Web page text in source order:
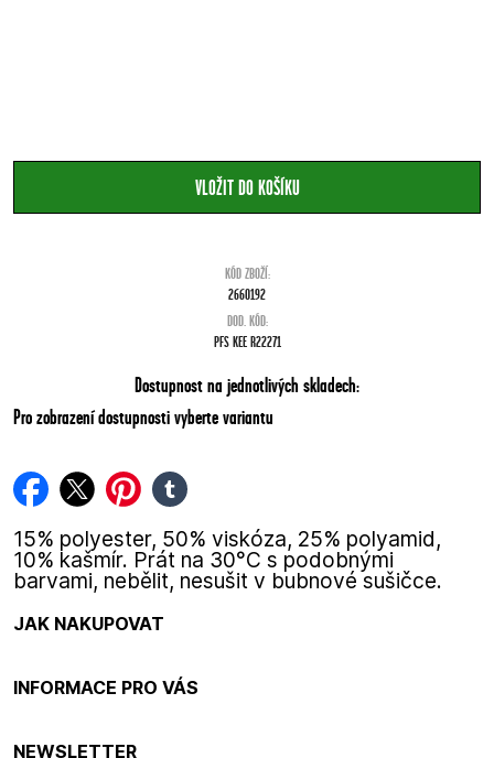
KÓD ZBOŽÍ:
2660192
DOD. KÓD:
PFS KEE R22271
Dostupnost na jednotlivých skladech:
Pro zobrazení dostupnosti vyberte variantu
facebook
twitterpinterest
tumblr
15% polyester, 50% viskóza, 25% polyamid,
10% kašmír. Prát na 30°C s podobnými
barvami, nebělit, nesušit v bubnové sušičce.
JAK NAKUPOVAT
INFORMACE PRO VÁS
NEWSLETTER